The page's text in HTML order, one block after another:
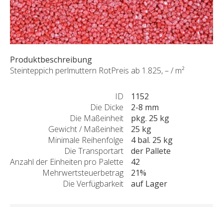
SONDERNABFERTIGUNGEN
ÜBER UNS
AKTUALITÄTEN
SHOWROOM
KONTAKT
Produktbeschreibung
Steinteppich perlmuttern RotPreis ab 1.825, – / m²
ID
1152
Die Dicke
2-8 mm
Die Maßeinheit
pkg. 25 kg
Gewicht / Maßeinheit
25 kg
Minimale Reihenfolge
4 bal. 25 kg
Die Transportart
der Pallete
Anzahl der Einheiten pro Palette
42
Mehrwertsteuerbetrag
21%
Die Verfügbarkeit
auf Lager